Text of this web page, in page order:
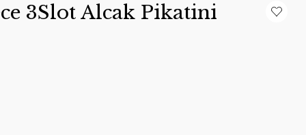
3Slot Alcak Pikatini